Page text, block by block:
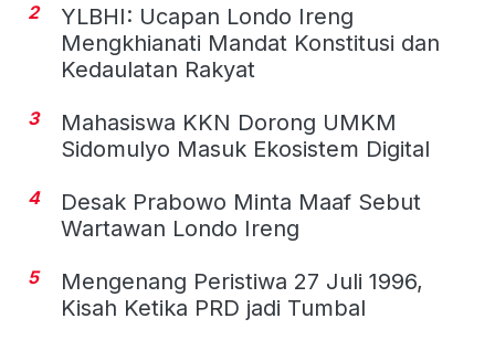
2
YLBHI: Ucapan Londo Ireng
Mengkhianati Mandat Konstitusi dan
Kedaulatan Rakyat
3
Mahasiswa KKN Dorong UMKM
Sidomulyo Masuk Ekosistem Digital
4
Desak Prabowo Minta Maaf Sebut
Wartawan Londo Ireng
5
Mengenang Peristiwa 27 Juli 1996,
Kisah Ketika PRD jadi Tumbal